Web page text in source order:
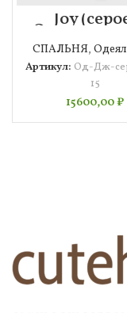
Joy
Одеяло
СПАЛЬНЯ,
Артикул: Од-Дж-
15
15600,00₽